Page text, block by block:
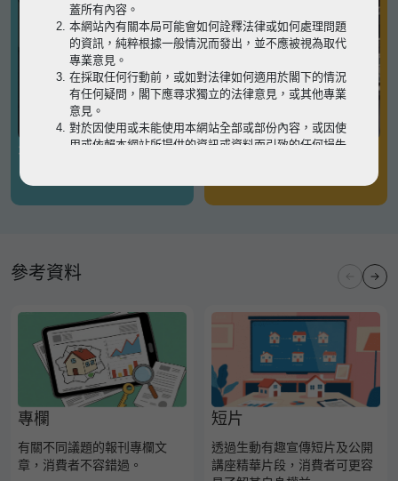
有關凶宅
參考資料
專欄
有關不同議題的報刊專欄文
章，消費者不容錯過。
短片
透過生動有趣宣傳短片及公開
講座精華片段，消費者可更容
蓋所有內容。
本網站內有關本局可能會如何詮釋法律或如何處理問題
的資訊，純粹根據一般情況而發出，並不應被視為取代
專業意見。
在採取任何行動前，或如對法律如何適用於閣下的情況
有任何疑問，閣下應尋求獨立的法律意見，或其他專業
意見。
對於因使用或未能使用本網站全部或部份內容，或因使
用或依賴本網站所提供的資訊或資料而引致的任何損失
瀏覽以細閱本網站使用條款的完整版本。如有任